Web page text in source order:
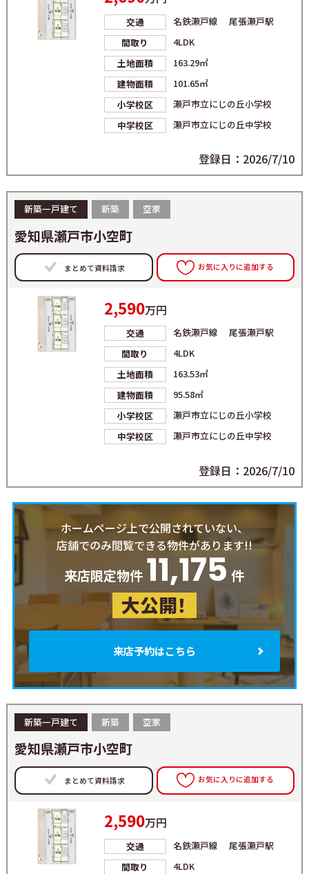
交通
名鉄瀬戸線 尾張瀬戸駅
間取り
4LDK
土地面積
163.29㎡
建物面積
101.65㎡
小学校区
瀬戸市立にじの丘小学校
中学校区
瀬戸市立にじの丘中学校
登録日：2026/7/10
新築一戸建て 新築 空家
愛知県瀬戸市小空町
まとめて資料請求 お気に入りに追加する
2,590万円
交通
名鉄瀬戸線 尾張瀬戸駅
間取り
4LDK
土地面積
163.53㎡
建物面積
95.58㎡
小学校区
瀬戸市立にじの丘小学校
中学校区
瀬戸市立にじの丘中学校
登録日：2026/7/10
ホームページ上で公開されていない、
店舗でのみ閲覧できる物件があります!!
来店限定物件 11,175 件
大公開！
来店予約はこちら
新築一戸建て 新築 空家
愛知県瀬戸市小空町
まとめて資料請求 お気に入りに追加する
2,590万円
交通
名鉄瀬戸線 尾張瀬戸駅
間取り
4LDK